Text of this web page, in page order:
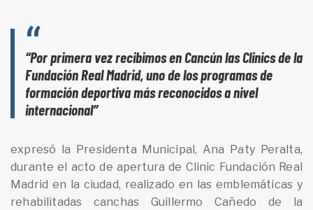
“Por primera vez recibimos en Cancún las Clinics de la
Fundación Real Madrid, uno de los programas de
formación deportiva más reconocidos a nivel
internacional”
expresó la Presidenta Municipal, Ana Paty Peralta,
durante el acto de apertura de Clinic Fundación Real
Madrid en la ciudad, realizado en las emblemáticas y
rehabilitadas canchas Guillermo Cañedo de la